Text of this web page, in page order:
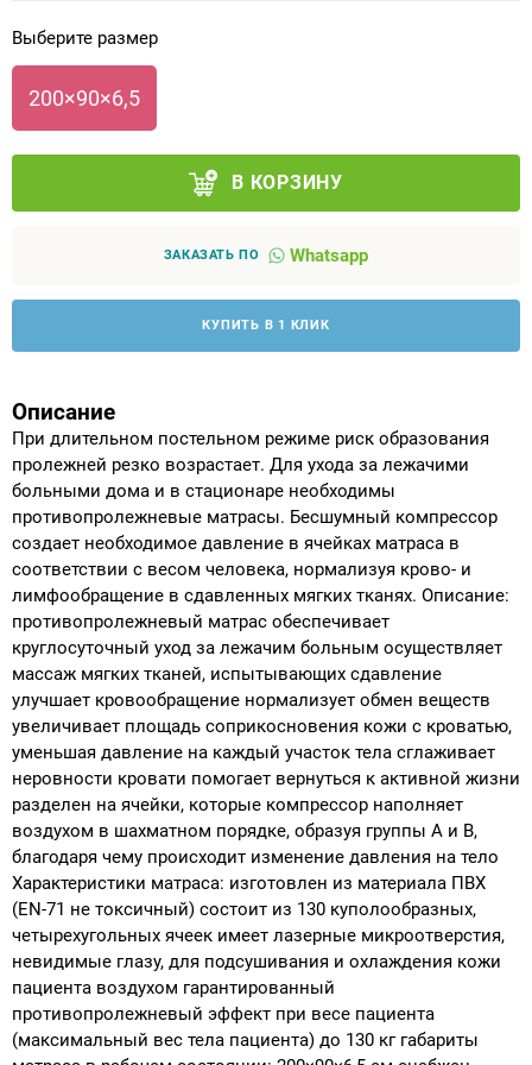
Выберите размер
200×90×6,5
В КОРЗИНУ
ЗАКАЗАТЬ ПО Whatsapp
КУПИТЬ В 1 КЛИК
Описание
При длительном постельном режиме риск образования
пролежней резко возрастает. Для ухода за лежачими
больными дома и в стационаре необходимы
противопролежневые матрасы. Бесшумный компрессор
создает необходимое давление в ячейках матраса в
соответствии с весом человека, нормализуя крово- и
лимфообращение в сдавленных мягких тканях. Описание:
противопролежневый матрас обеспечивает
круглосуточный уход за лежачим больным осуществляет
массаж мягких тканей, испытывающих сдавление
улучшает кровообращение нормализует обмен веществ
увеличивает площадь соприкосновения кожи с кроватью,
уменьшая давление на каждый участок тела сглаживает
неровности кровати помогает вернуться к активной жизни
разделен на ячейки, которые компрессор наполняет
воздухом в шахматном порядке, образуя группы А и В,
благодаря чему происходит изменение давления на тело
Характеристики матраса: изготовлен из материала ПВХ
(EN-71 не токсичный) состоит из 130 куполообразных,
четырехугольных ячеек имеет лазерные микроотверстия,
невидимые глазу, для подсушивания и охлаждения кожи
пациента воздухом гарантированный
противопролежневый эффект при весе пациента
(максимальный вес тела пациента) до 130 кг габариты
Аппараты на суставы
Санитарные приспособления для
инвалидов
Противопролежневые матрасы, подушки
ОПОРЫ, ВЕРТИКАЛИЗАТОРЫ, Оборудование
Индивидуальное изготовление